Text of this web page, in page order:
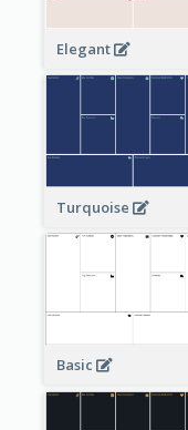
Elegant
Turquoise
Basic